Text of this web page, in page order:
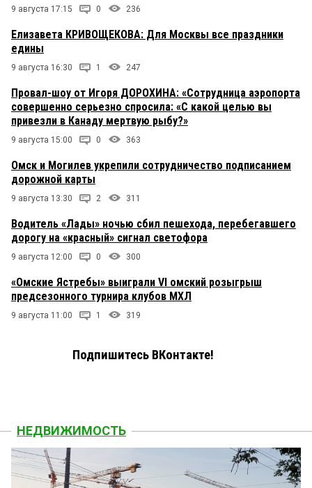
9 августа 17:15 0 236
Елизавета КРИВОЩЕКОВА: Для Москвы все праздники
едины
9 августа 16:30 1 247
Провал-шоу от Игоря ДОРОХИНА: «Сотрудница аэропорта
совершенно серьезно спросила: «С какой целью вы
привезли в Канаду мертвую рыбу?»
9 августа 15:00 0 363
Омск и Могилев укрепили сотрудничество подписанием
дорожной карты
9 августа 13:30 2 311
Водитель «Лады» ночью сбил пешехода, перебегавшего
дорогу на «красный» сигнал светофора
9 августа 12:00 0 300
«Омские Ястребы» выиграли VI омский розыгрыш
предсезонного турнира клубов МХЛ
9 августа 11:00 1 319
Подпишитесь ВКонтакте!
НЕДВИЖИМОСТЬ